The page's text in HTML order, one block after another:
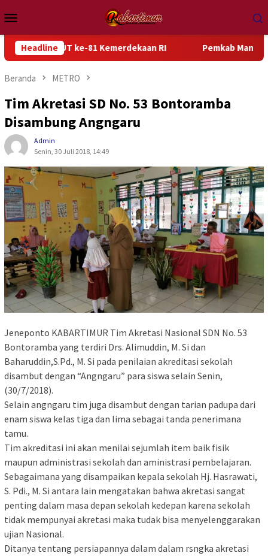
ke
kontenMobile
Headline
ke-81 Kemerdekaan RI Pemkab Manokwari Siap
Beranda METRO
Tim Akretasi SD No. 53 Bontoramba
Disambung Angngaru
Admin
Senin, 30 Juli 2018, 14:49
Jeneponto KABARTIMUR Tim Akretasi Nasional SDN No. 53
Bontoramba yang terdiri Drs. Alimuddin, M. Si dan
Baharuddin,S.Pd., M. Si pada penilaian akreditasi sekolah
disambut dengan “Angngaru” para siswa selain Senin,
(30/7/2018).
Selain angngaru tim juga disambut dengan tarian padupa dari
enam siswa kelas tiga dan lima sebagai tanda penerimana
tamu.
Tim akreditasi ini akan menilai sejumlah item baik fisik
maupun administrasi sekolah dan aministrasi pembelajaran.
Sebagaimana yang disampaikan kepala sekolah Hj. Hasrawati,
S. Pdi., M. Si antara lain mengatakan bahwa akretasi sangat
penting dalam masa depan sekolah kedepan karena sekolah
tidak mempunyai akretasi maka tudak bisa menyelenggarakan
ujian Nasional.
Ditanya tentang persiapannya dalam dalam rsngka akretasi